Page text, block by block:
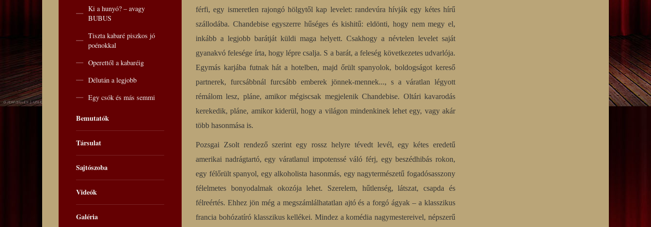
férfi, egy ismeretlen rajongó hölgytől kap levelet: randevúra hívják egy kétes hírű
szállodába. Chandebise egyszerre hűséges és kishitű: eldönti, hogy nem megy el,
inkább a legjobb barátját küldi maga helyett. Csakhogy a névtelen levelet saját
gyanakvó felesége írta, hogy lépre csalja. S a barát, a feleség következetes udvarlója.
Egymás karjába futnak hát a hotelben, majd őrült spanyolok, boldogságot kereső
partnerek, furcsábbnál furcsább emberek jönnek-mennek..., s a váratlan légyott
rémálom lesz, pláne, amikor mégiscsak megjelenik Chandebise. Oltári kavarodás
kerekedik, pláne, amikor kiderül, hogy a világon mindenkinek lehet egy, vagy akár
több hasonmása is.
Pozsgai Zsolt rendező szerint egy rossz helyre tévedt levél, egy kétes eredetű
amerikai nadrágtartó, egy váratlanul impotenssé váló férj, egy beszédhibás rokon,
egy félőrült spanyol, egy alkoholista hasonmás, egy nagytermészetű fogadósasszony
félelmetes bonyodalmak okozója lehet. Szerelem, hűtlenség, látszat, csapda és
félreértés. Ehhez jön még a megszámlálhatatlan ajtó és a forgó ágyak – a klasszikus
francia bohózatíró klasszikus kellékei. Mindez a komédia nagymestereivel, népszerű
Ki a hunyó? – avagy
BUBUS
Tiszta kabaré piszkos jó
poénokkal
Operettől a kabaréig
Délután a legjobb
Egy csók és más semmi
Bemutatók
Társulat
Sajtószoba
Videók
Galéria